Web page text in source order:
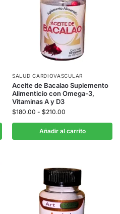
SALUD CARDIOVASCULAR
Aceite de Bacalao Suplemento
Alimenticio con Omega-3,
Vitaminas A y D3
$180.00 - $210.00
Añadir al carrito